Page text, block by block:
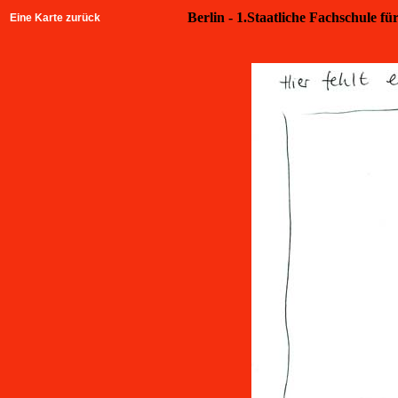
Eine Karte zurück Berlin - 1.Staatliche Fachschule